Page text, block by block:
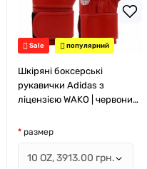
Sale популярний
Шкіряні боксерські
рукавички Adidas з
ліцензією WAKO | червоний
размер